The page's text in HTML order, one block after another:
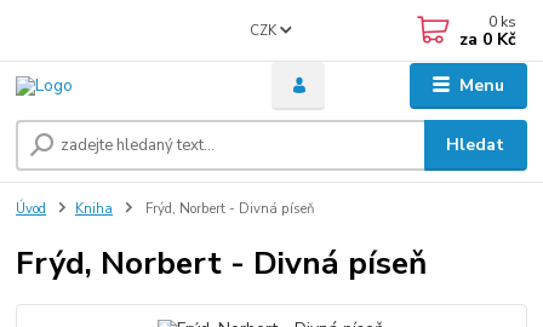
Menu
CZK
Hledat
0 ks
za 0 Kč
Úvod Kniha Frýd, Norbert - Divná píseň
Frýd, Norbert - Divná píseň